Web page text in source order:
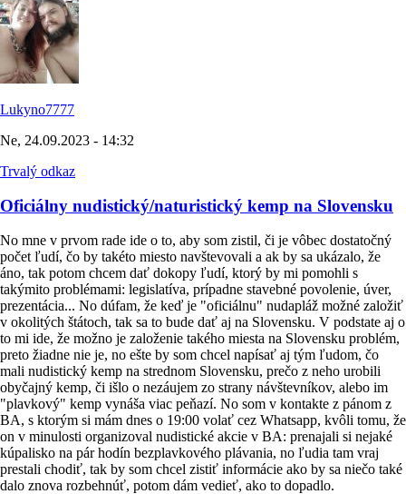
Lukyno7777
Ne, 24.09.2023 - 14:32
Trvalý odkaz
Oficiálny nudistický/naturistický kemp na Slovensku
No mne v prvom rade ide o to, aby som zistil, či je vôbec dostatočný
počet ľudí, čo by takéto miesto navštevovali a ak by sa ukázalo, že
áno, tak potom chcem dať dokopy ľudí, ktorý by mi pomohli s
takýmito problémami: legislatíva, prípadne stavebné povolenie, úver,
prezentácia... No dúfam, že keď je "oficiálnu" nudapláž možné založiť
v okolitých štátoch, tak sa to bude dať aj na Slovensku. V podstate aj o
to mi ide, že možno je založenie takého miesta na Slovensku problém,
preto žiadne nie je, no ešte by som chcel napísať aj tým ľudom, čo
mali nudistický kemp na strednom Slovensku, prečo z neho urobili
obyčajný kemp, či išlo o nezáujem zo strany návštevníkov, alebo im
"plavkový" kemp vynáša viac peňazí. No som v kontakte z pánom z
BA, s ktorým si mám dnes o 19:00 volať cez Whatsapp, kvôli tomu, že
on v minulosti organizoval nudistické akcie v BA: prenajali si nejaké
kúpalisko na pár hodín bezplavkového plávania, no ľudia tam vraj
prestali chodiť, tak by som chcel zistiť informácie ako by sa niečo také
dalo znova rozbehnúť, potom dám vedieť, ako to dopadlo.